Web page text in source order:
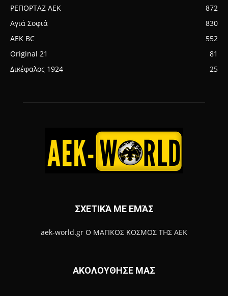
ΡΕΠΟΡΤΑΖ ΑΕΚ
872
Αγιά Σοφιά
830
AEK BC
552
Original 21
81
Δικέφαλος 1924
25
ΣΧΕΤΙΚΆ ΜΕ ΕΜΆΣ
aek-world.gr Ο ΜΑΓΙΚΟΣ ΚΟΣΜΟΣ ΤΗΣ ΑΕΚ
ΑΚΟΛΟΥΘΗΣΕ ΜΑΣ